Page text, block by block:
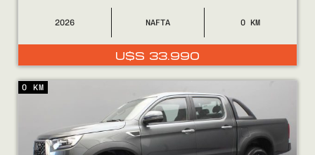
2026 NAFTA 0
U$S 33.990
0 KM